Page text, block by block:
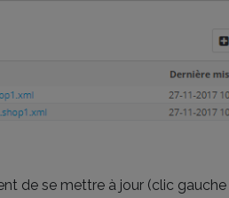
de se mettre à jour (clic